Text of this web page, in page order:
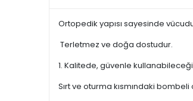
Ortopedik yapısı sayesinde
Terletmez ve doğa dostudur.
1. Kalitede, güvenle
Sırt ve oturma kısmındaki